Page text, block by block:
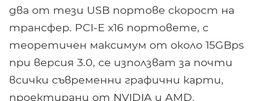
два от тези USB портове скорост на
трансфер. PCI-E x16 портовете, с
теоретичен максимум от около 15GBps
при версия 3.0, се използват за почти
всички съвременни графични карти,
проектирани от NVIDIA и AMD.